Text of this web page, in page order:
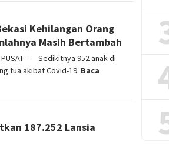
Kehilangan Orang
Masih Bertambah
PUSAT – Sedikitnya 952 anak di
tua akibat Covid-19. Baca
187.252 Lansia